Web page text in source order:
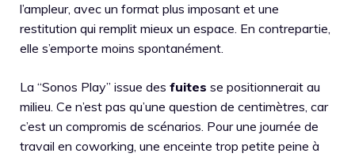
l’ampleur, avec un format plus imposant et une
restitution qui remplit mieux un espace. En contrepartie,
elle s’emporte moins spontanément.
La “Sonos Play” issue des fuites se positionnerait au
milieu. Ce n’est pas qu’une question de centimètres, car
c’est un compromis de scénarios. Pour une journée de
travail en coworking, une enceinte trop petite peine à